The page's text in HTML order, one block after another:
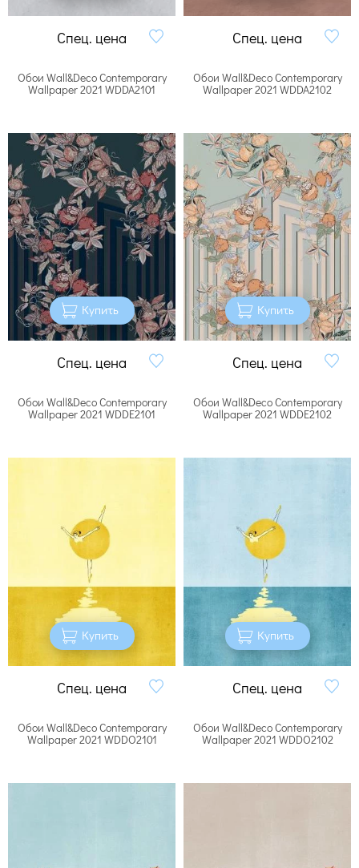
Спец. цена Спец. цена
Обои Wall&Deco Contemporary
Wallpaper 2021 WDDA2101
Купить
Спец. цена
Обои Wall&Deco Contemporary
Wallpaper 2021 WDDA2102
Купить
Спец. цена
Обои Wall&Deco Contemporary
Wallpaper 2021 WDDE2101
Купить
Спец. цена
Обои Wall&Deco Contemporary
Wallpaper 2021 WDDE2102
Купить
Спец. цена
Обои Wall&Deco Contemporary
Wallpaper 2021 WDDO2101
Обои Wall&Deco Contemporary
Wallpaper 2021 WDDO2102